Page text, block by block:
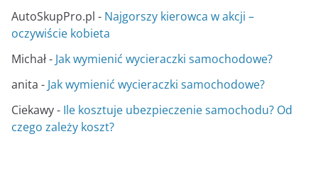
AutoSkupPro.pl - Najgorszy kierowca w akcji –
oczywiście kobieta
Michał- Jak wymienić wycieraczki samochodowe?
anita - Jak wymienić wycieraczki samochodowe?
Ciekawy- Ile kosztuje ubezpieczenie samochodu? Od
czego zależy koszt?